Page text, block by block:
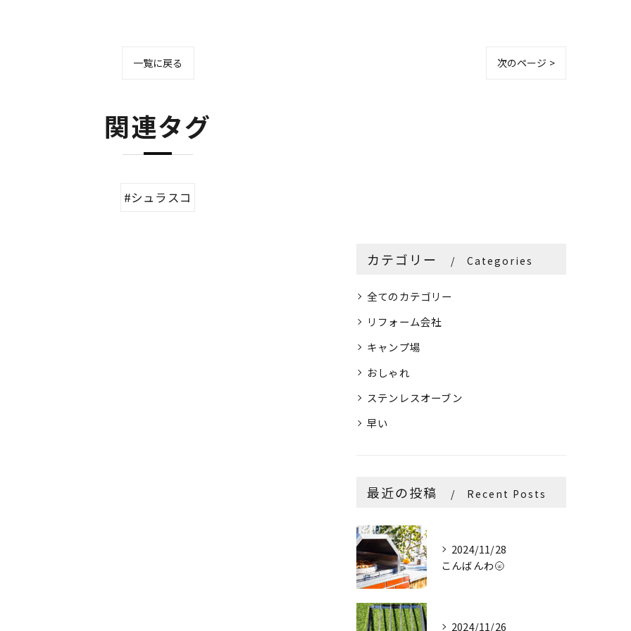
一覧に戻る 次のページ >
関連タグ
#シュラスコ
カテゴリー Categories
全てのカテゴリー
リフォーム会社
キャンプ場
おしゃれ
ステンレスオーブン
早い
最近の投稿 Recent Posts
2024/11/28
こんばんわ🌝
2024/11/26